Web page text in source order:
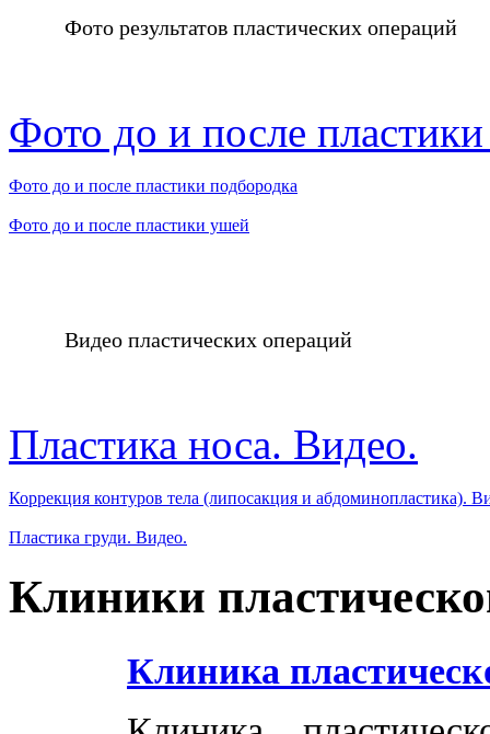
Фото результатов пластических операций
Фото до и после
Фото до и после пластики подбородка
Фото до и после пластики ушей
Видео пластических операций
Пластика носа. Видео.
Коррекция контуров тела (липосакция и абдоминопластика).
Пластика груди. Видео.
Клиники
Клиника